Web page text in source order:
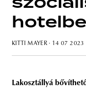
KITTI MAYER· 14 07 2023
Lakosztállyá